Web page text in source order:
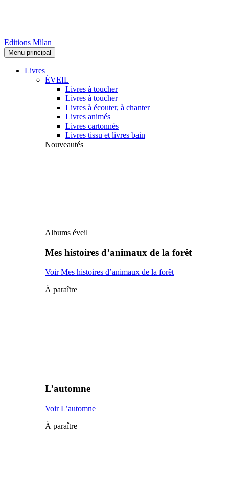
Editions Milan
Menu principal
Livres
ÉVEIL
Livres à toucher
Livres à toucher
Livres à écouter, à chanter
Livres animés
Livres cartonnés
Livres tissu et livres bain
Nouveautés
Albums éveil
Mes histoires d’animaux de la forêt
Voir Mes histoires d’animaux de la forêt
À paraître
L’automne
Voir L’automne
À paraître